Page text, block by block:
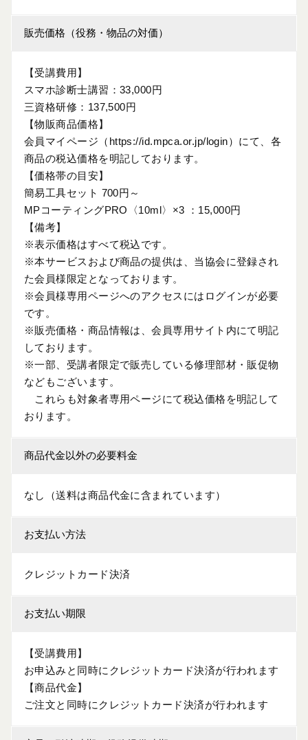
販売価格（役務・物品の対価）
【受講費用】
スマホ診断士講習：33,000円
三資格研修：137,500円
【物販商品価格】
会員マイページ （https://id.mpca.or.jp/login） にて、各
商品の税込価格を明記しております。
【価格帯の目安】
簡易工具セット 700円～
MPコーティングPRO〈10ml〉×3 ：15,000円
【備考】
※表示価格はすべて税込です。
※本サービスおよび商品の提供は、当協会に登録され
た会員様限定となっております。
※会員様専用ページへのアクセスにはログインが必要
です。
※販売価格・商品情報は、会員専用サイト内にて明記
しております。
※一部、受講者限定で販売している修理部材・販促物
などもございます。
これらも対象者専用ページにて税込価格を明記して
おります。
商品代金以外の必要料金
なし（送料は商品代金に含まれています）
お支払い方法
クレジットカード決済
お支払い期限
【受講費用】
お申込みと同時にクレジットカード決済が行われます
【商品代金】
ご注文と同時にクレジットカード決済が行われます